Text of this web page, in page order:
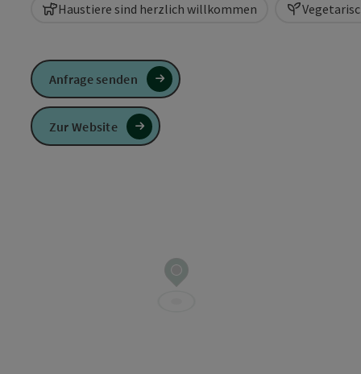
Haustiere sind herzlich willkommen
Anfrage senden
Zur Website